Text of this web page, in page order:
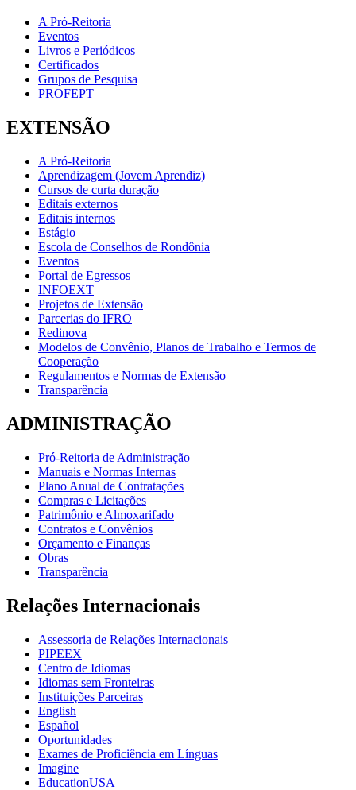
A Pró-Reitoria
Eventos
Livros e Periódicos
Certificados
Grupos de Pesquisa
PROFEPT
EXTENSÃO
A Pró-Reitoria
Aprendizagem (Jovem Aprendiz)
Cursos de curta duração
Editais externos
Editais internos
Estágio
Escola de Conselhos de Rondônia
Eventos
Portal de Egressos
INFOEXT
Projetos de Extensão
Parcerias do IFRO
Redinova
Modelos de Convênio, Planos de Trabalho e Termos de
Cooperação
Regulamentos e Normas de Extensão
Transparência
ADMINISTRAÇÃO
Pró-Reitoria de Administração
Manuais e Normas Internas
Plano Anual de Contratações
Compras e Licitações
Patrimônio e Almoxarifado
Contratos e Convênios
Orçamento e Finanças
Obras
Transparência
Relações Internacionais
Assessoria de Relações Internacionais
PIPEEX
Centro de Idiomas
Idiomas sem Fronteiras
Instituições Parceiras
English
Español
Oportunidades
Exames de Proficiência em Línguas
Imagine
EducationUSA